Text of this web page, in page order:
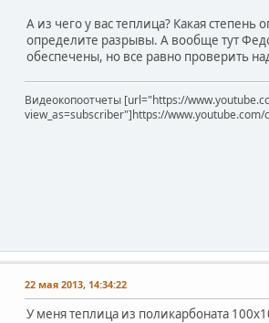
А из чего у вас теплица? Какая
определите разрывы. А вообще тут
обеспечены, но все равно проверить
Видеокопоотчеты [url="https://
view_as=subscriber"]https://www.youtube.com/
22 мая 2013, 14:34:22
У меня теплица из поликарбоната